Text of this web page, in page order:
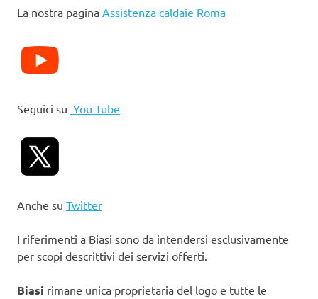
La nostra pagina Assistenza caldaie Roma
Seguici su You Tube
Anche su Twitter
I riferimenti a Biasi sono da intendersi esclusivamente
per scopi descrittivi dei servizi offerti.
Biasi rimane unica proprietaria del logo e tutte le